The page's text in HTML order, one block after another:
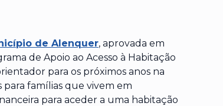
de Alenquer, aprovada em
de Apoio ao Acesso à Habitação
para os próximos anos na
famílias que vivem em
para aceder a uma habitação